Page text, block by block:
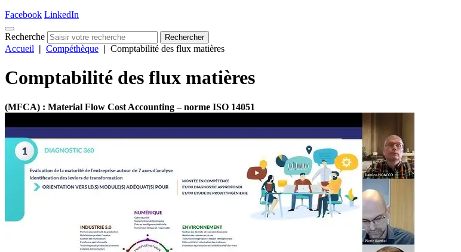
Facebook LinkedIn
Recherche Rechercher
Accueil | Compéthèque | Comptabilité des flux matières
Comptabilité des flux matières
(MFCA) : Material Flow Cost Accounting – norme ISO 14051